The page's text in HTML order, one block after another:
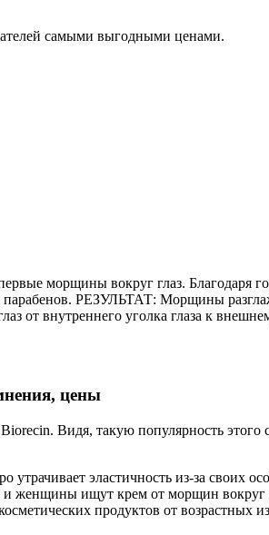
самыми выгодными ценами.
морщины вокруг глаз. Благодаря
парабенов. РЕЗУЛЬТАТ: Морщины
от внутреннего уголка глаза к
цены
Видя, такую популярность
утрачивает эластичность из-за
и женщины ищут крем от морщин
продуктов от возрастных